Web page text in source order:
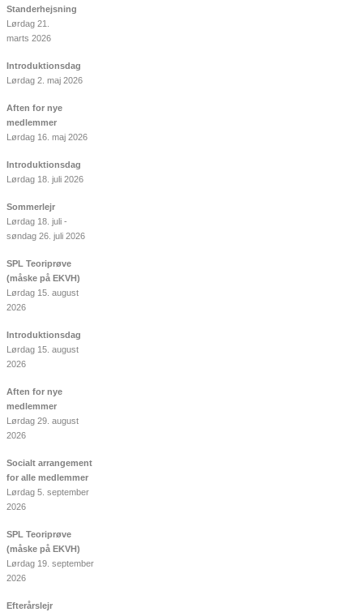
Standerhejsning
Lørdag 21.
marts 2026
Introduktionsdag
Lørdag 2. maj 2026
Aften for nye
medlemmer
Lørdag 16. maj 2026
Introduktionsdag
Lørdag 18. juli 2026
Sommerlejr
Lørdag 18. juli -
søndag 26. juli 2026
SPL Teoriprøve
(måske på EKVH)
Lørdag 15. august
2026
Introduktionsdag
Lørdag 15. august
2026
Aften for nye
medlemmer
Lørdag 29. august
2026
Socialt arrangement
for alle medlemmer
Lørdag 5. september
2026
SPL Teoriprøve
(måske på EKVH)
Lørdag 19. september
2026
Efterårslejr